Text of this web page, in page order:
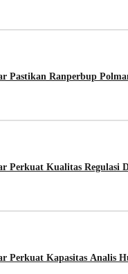
Pastikan Ranperbup
Perkuat Kualitas Regulasi
Perkuat Kapasitas Analis